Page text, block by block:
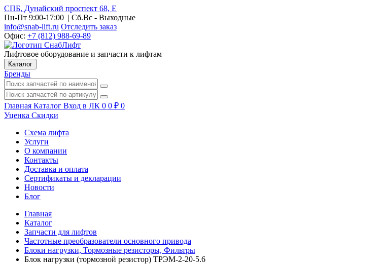
СПБ, Дунайский проспект 68, Е
Пн-Пт 9:00-17:00 | Сб.Вс - Выходные
info@snab-lift.ru Отследить заказ
Офис: +7 (812) 988-69-89
Лифтовое оборудование и запчасти к лифтам
Каталог
Бренды
Главная Каталог Вход в ЛК 0 0 ₽ 0
Уценка Скидки
Схема лифта
Услуги
О компании
Контакты
Доставка и оплата
Сертификаты и декларации
Новости
Блог
Главная
Каталог
Запчасти для лифтов
Частотные преобразователи основного привода
Блоки нагрузки, Тормозные резисторы, Фильтры
Блок нагрузки (тормозной резистор) ТРЭМ-2-20-5.6